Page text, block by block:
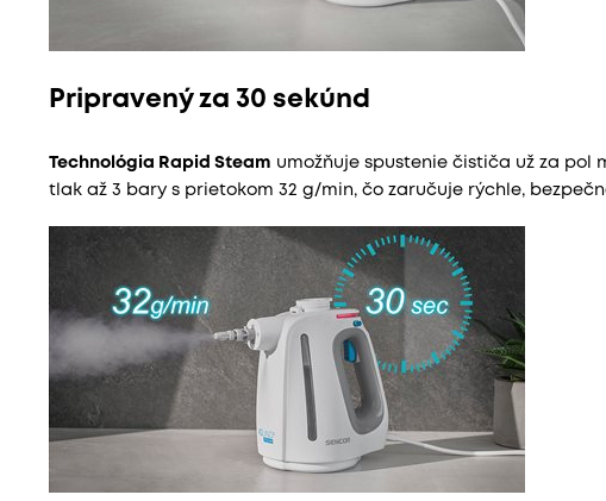
Pripravený za 30 sekúnd
Technológia Rapid Steam umožňuje spustenie čističa už za pol
tlak až 3 bary s prietokom 32 g/min, čo zaručuje rýchle,